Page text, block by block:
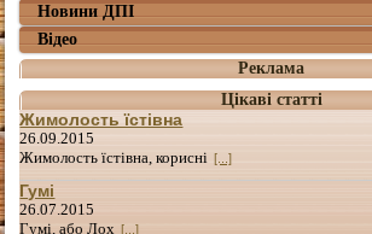
Новини ДПІ
Відео
Реклама
Цікаві статті
Жимолость їстівна
26.09.2015
Жимолость їстівна, корисні [...]
Гумі
26.07.2015
Гумі, або Лох [...]